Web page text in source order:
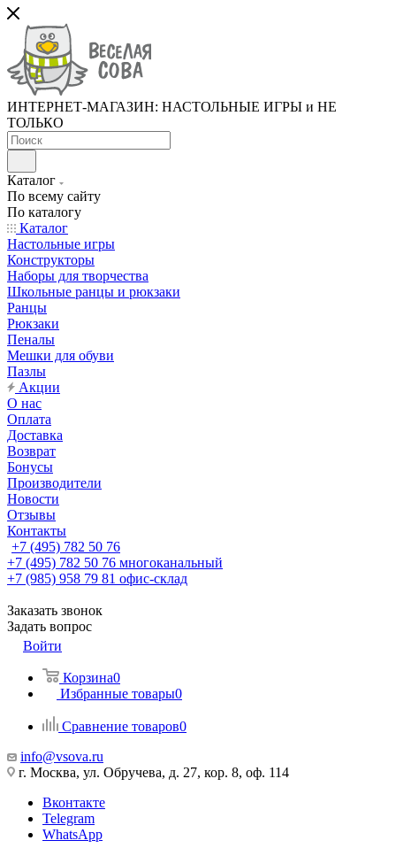
ИНТЕРНЕТ-МАГАЗИН: НАСТОЛЬНЫЕ ИГРЫ и НЕ
ТОЛЬКО
Каталог
По всему сайту
По каталогу
Каталог
Настольные игры
Конструкторы
Наборы для творчества
Школьные ранцы и рюкзаки
Ранцы
Рюкзаки
Пеналы
Мешки для обуви
Пазлы
Акции
О нас
Оплата
Доставка
Возврат
Бонусы
Производители
Новости
Отзывы
Контакты
+7 (495) 782 50 76
+7 (495) 782 50 76 многоканальный
+7 (985) 958 79 81 офис-склад
Заказать звонок
Задать вопрос
Войти
Корзина0
Избранные товары0
Сравнение товаров0
info@vsova.ru
г. Москва, ул. Обручева, д. 27, кор. 8, оф. 114
Вконтакте
Telegram
WhatsApp